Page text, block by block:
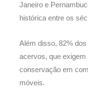
Janeiro e
histórica entre os
Além disso, 82%
acervos, que
conservação em
móveis.